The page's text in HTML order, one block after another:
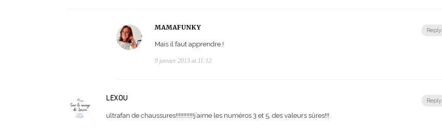
Reply
MAMAFUNKY
Mais il faut apprendre !
9 janvier 2013 at 11:12
Reply
LEXOU
ultrafan de chaussures!!!!!!!!!!!!j’aime les numéros 3 et 5, des valeurs sûres!!!